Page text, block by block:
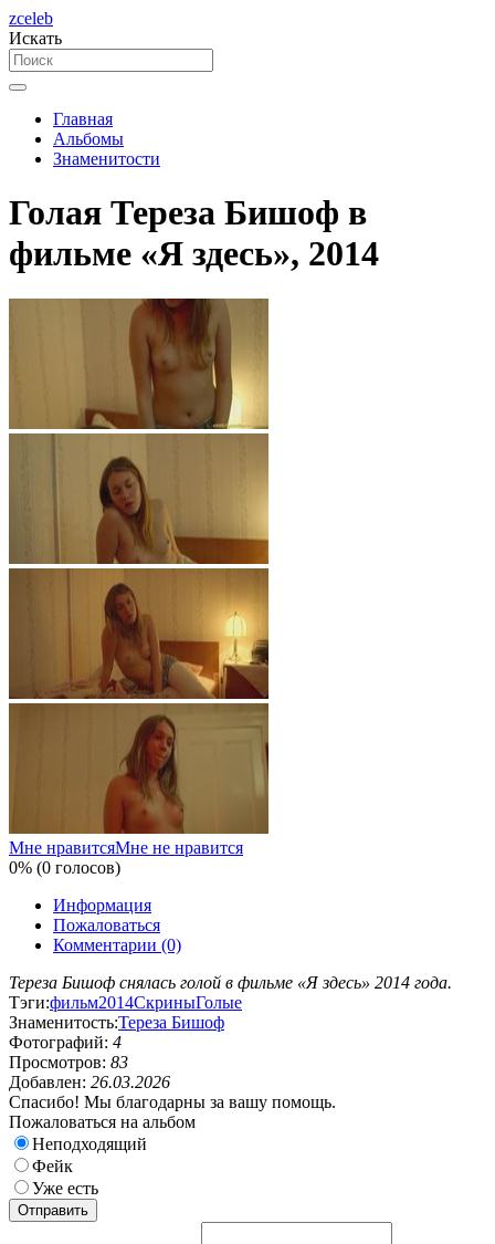
zceleb
Искать
Главная
Альбомы
Знаменитости
Голая Тереза Бишоф в
фильме «Я здесь», 2014
Мне нравитсяМне не нравится
0% (0 голосов)
Информация
Пожаловаться
Комментарии (0)
Тереза Бишоф снялась голой в фильме «Я здесь» 2014 года.
Тэги:фильм2014СкриныГолые
Знаменитость:Тереза Бишоф
Фотографий: 4
Просмотров: 83
Добавлен: 26.03.2026
Спасибо! Мы благодарны за вашу помощь.
Пожаловаться на альбом
Неподходящий
Фейк
Уже есть